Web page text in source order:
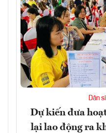
Dân
Dự kiến đưa
lại lao động ra